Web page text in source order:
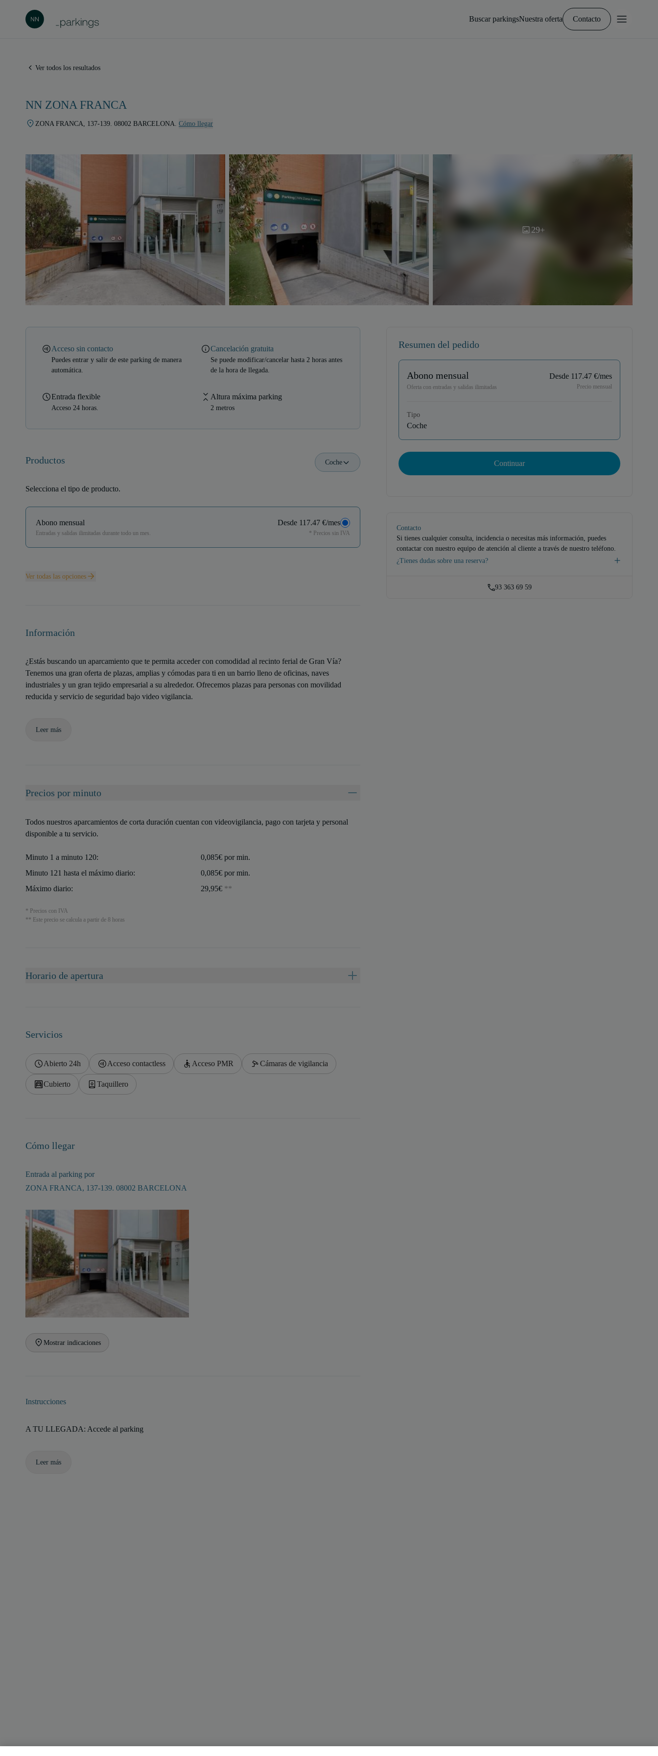
Buscar parkingsNuestra oferta Contacto
Ver todos los resultados
NN ZONA FRANCA
ZONA FRANCA, 137-139. 08002 BARCELONA. Cómo llegar
29+
Acceso sin contacto
Puedes entrar y salir de este parking de manera
automática.
Cancelación gratuita
Se puede modificar/cancelar hasta 2 horas antes
de la hora de llegada.
Entrada flexible
Acceso 24 horas.
Altura máxima parking
2 metros
Productos
Selecciona el tipo de producto.
Coche
Abono mensual
Entradas y salidas ilimitadas durante todo un mes.
Desde 117.47 €/mes
* Precios sin IVA
Ver todas las opciones
Información
¿Estás buscando un aparcamiento que te permita acceder con comodidad al recinto ferial de Gran Vía?
Tenemos una gran oferta de plazas, amplias y cómodas para ti en un barrio lleno de oficinas, naves
industriales y un gran tejido empresarial a su alrededor. Ofrecemos plazas para personas con movilidad
reducida y servicio de seguridad bajo video vigilancia.
Leer más
Precios por minuto
Todos nuestros aparcamientos de corta duración cuentan con videovigilancia, pago con tarjeta y personal
disponible a tu servicio.
Minuto 1 a minuto 120:
0,085€ por min.
Minuto 121 hasta el máximo diario:
0,085€ por min.
Máximo diario:
29,95€ **
* Precios con IVA
** Este precio se calcula a partir de 8 horas
Horario de apertura
Servicios
Abierto 24h Acceso contactless Acceso PMR Cámaras de vigilancia
Cubierto Taquillero
Cómo llegar
Entrada al parking por
ZONA FRANCA, 137-139. 08002 BARCELONA
Mostrar indicaciones
Instrucciones
A TU LLEGADA: Accede al parking
Leer más
Resumen del pedido
Abono mensual
Oferta con entradas y salidas ilimitadas
Desde 117.47 €/mes
Precio mensual
Tipo
Coche
Continuar
Contacto
Si tienes cualquier consulta, incidencia o necesitas más información, puedes
contactar con nuestro equipo de atención al cliente a través de nuestro teléfono.
¿Tienes dudas sobre una reserva?
93 363 69 59